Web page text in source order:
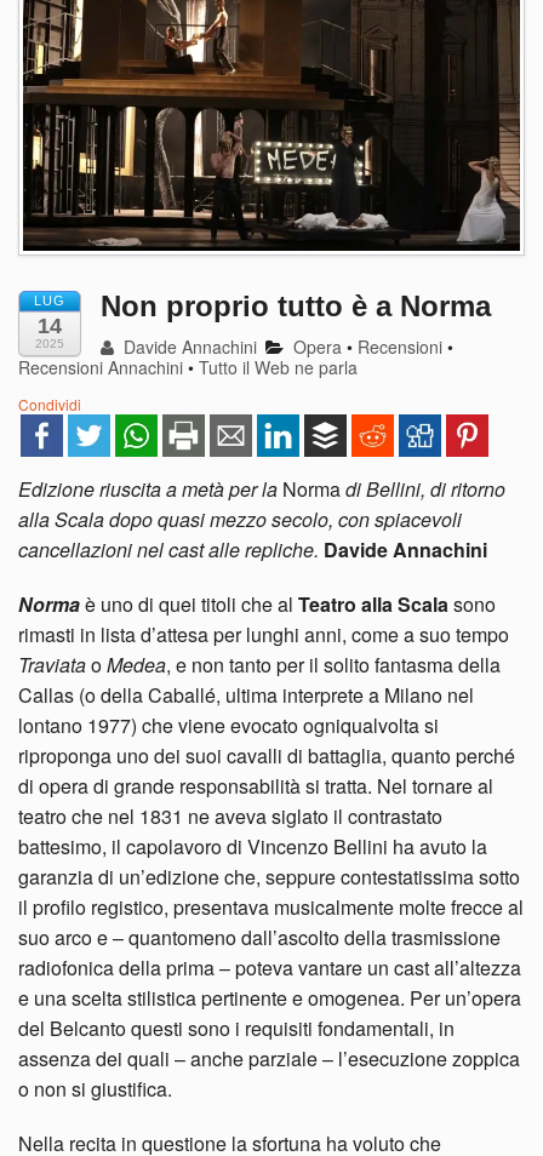
LUG
14
2025
Non proprio tutto è a Norma
Davide Annachini Opera • Recensioni •
Recensioni Annachini • Tutto il Web ne parla
Condividi
Edizione riuscita a metà per la Normadi Bellini, di ritorno
alla Scala dopo quasi mezzo secolo, con spiacevoli
cancellazioni nel cast alle repliche. Davide Annachini
Normaè uno di quei titoli che al Teatro alla Scala sono
rimasti in lista d’attesa per lunghi anni, come a suo tempo
TraviataoMedea, e non tanto per il solito fantasma della
Callas (o della Caballé, ultima interprete a Milano nel
lontano 1977) che viene evocato ogniqualvolta si
riproponga uno dei suoi cavalli di battaglia, quanto perché
di opera di grande responsabilità si tratta. Nel tornare al
teatro che nel 1831 ne aveva siglato il contrastato
battesimo, il capolavoro di Vincenzo Bellini ha avuto la
garanzia di un’edizione che, seppure contestatissima sotto
il profilo registico, presentava musicalmente molte frecce al
suo arco e – quantomeno dall’ascolto della trasmissione
radiofonica della prima – poteva vantare un cast all’altezza
e una scelta stilistica pertinente e omogenea. Per un’opera
del Belcanto questi sono i requisiti fondamentali, in
assenza dei quali – anche parziale – l’esecuzione zoppica
o non si giustifica.
Nella recita in questione la sfortuna ha voluto che